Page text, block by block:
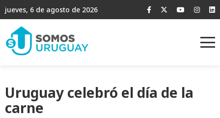
jueves, 6 de agosto de 2026
Uruguay celebró el día de la
carne